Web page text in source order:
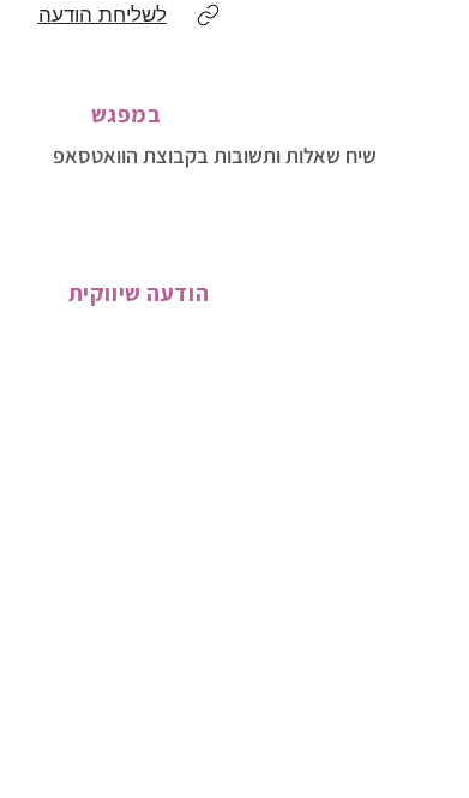
לשליחת הודעה
במפגש
שיח שאלות ותשובות בקבוצת הוואטסאפ
הודעה שיווקית